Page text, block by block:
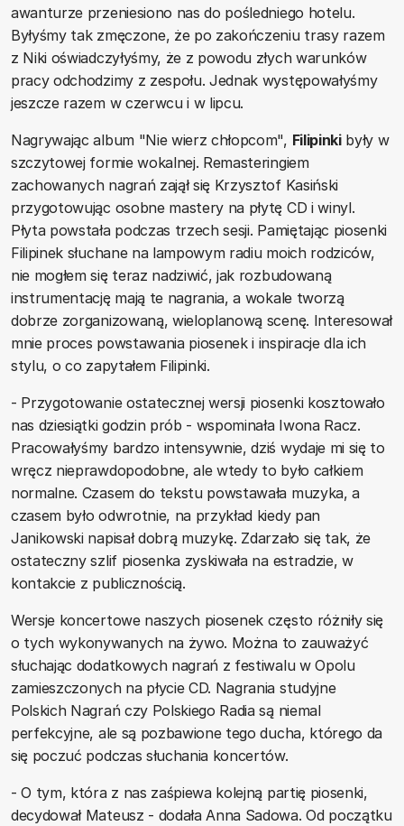
awanturze przeniesiono nas do pośledniego hotelu.
Byłyśmy tak zmęczone, że po zakończeniu trasy razem
z Niki oświadczyłyśmy, że z powodu złych warunków
pracy odchodzimy z zespołu. Jednak występowałyśmy
jeszcze razem w czerwcu i w lipcu.
Nagrywając album "Nie wierz chłopcom", Filipinkibyły w
szczytowej formie wokalnej. Remasteringiem
zachowanych nagrań zajął się Krzysztof Kasiński
przygotowując osobne mastery na płytę CD i winyl.
Płyta powstała podczas trzech sesji. Pamiętając piosenki
Filipinek słuchane na lampowym radiu moich rodziców,
nie mogłem się teraz nadziwić, jak rozbudowaną
instrumentację mają te nagrania, a wokale tworzą
dobrze zorganizowaną, wieloplanową scenę. Interesował
mnie proces powstawania piosenek i inspiracje dla ich
stylu, o co zapytałem Filipinki.
- Przygotowanie ostatecznej wersji piosenki kosztowało
nas dziesiątki godzin prób - wspominała Iwona Racz.
Pracowałyśmy bardzo intensywnie, dziś wydaje mi się to
wręcz nieprawdopodobne, ale wtedy to było całkiem
normalne. Czasem do tekstu powstawała muzyka, a
czasem było odwrotnie, na przykład kiedy pan
Janikowski napisał dobrą muzykę. Zdarzało się tak, że
ostateczny szlif piosenka zyskiwała na estradzie, w
kontakcie z publicznością.
Wersje koncertowe naszych piosenek często różniły się
o tych wykonywanych na żywo. Można to zauważyć
słuchając dodatkowych nagrań z festiwalu w Opolu
zamieszczonych na płycie CD. Nagrania studyjne
Polskich Nagrań czy Polskiego Radia są niemal
perfekcyjne, ale są pozbawione tego ducha, którego da
się poczuć podczas słuchania koncertów.
- O tym, która z nas zaśpiewa kolejną partię piosenki,
decydował Mateusz - dodała Anna Sadowa. Od początku